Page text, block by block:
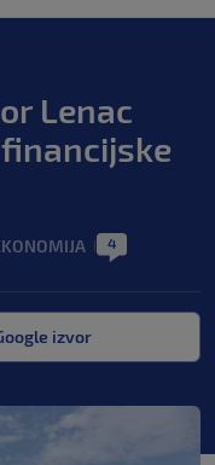
Lenac
4
izvor